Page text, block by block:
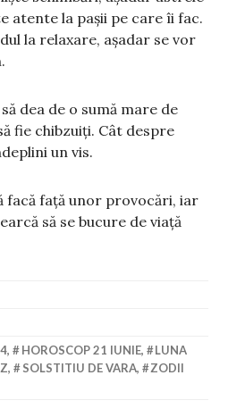
atente la pașii pe care îi fac.
la relaxare, așadar se vor
dea de o sumă mare de
fie chibzuiți. Cât despre
un vis.
facă față unor provocări, iar
să se bucure de viață
, HOROSCOP 21 IUNIE,
LUNA
, SOLSTITIU DE VARA,
ZODII